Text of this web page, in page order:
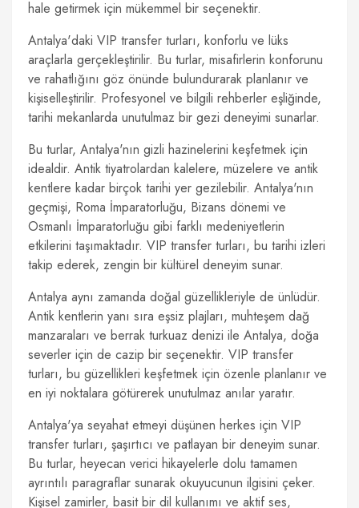
hale getirmek için mükemmel bir seçenektir.
Antalya'daki VIP transfer turları, konforlu ve lüks
araçlarla gerçekleştirilir. Bu turlar, misafirlerin konforunu
ve rahatlığını göz önünde bulundurarak planlanır ve
kişiselleştirilir. Profesyonel ve bilgili rehberler eşliğinde,
tarihi mekanlarda unutulmaz bir gezi deneyimi sunarlar.
Bu turlar, Antalya'nın gizli hazinelerini keşfetmek için
idealdir. Antik tiyatrolardan kalelere, müzelere ve antik
kentlere kadar birçok tarihi yer gezilebilir. Antalya'nın
geçmişi, Roma İmparatorluğu, Bizans dönemi ve
Osmanlı İmparatorluğu gibi farklı medeniyetlerin
etkilerini taşımaktadır. VIP transfer turları, bu tarihi izleri
takip ederek, zengin bir kültürel deneyim sunar.
Antalya aynı zamanda doğal güzellikleriyle de ünlüdür.
Antik kentlerin yanı sıra eşsiz plajları, muhteşem dağ
manzaraları ve berrak turkuaz denizi ile Antalya, doğa
severler için de cazip bir seçenektir. VIP transfer
turları, bu güzellikleri keşfetmek için özenle planlanır ve
en iyi noktalara götürerek unutulmaz anılar yaratır.
Antalya'ya seyahat etmeyi düşünen herkes için VIP
transfer turları, şaşırtıcı ve patlayan bir deneyim sunar.
Bu turlar, heyecan verici hikayelerle dolu tamamen
ayrıntılı paragraflar sunarak okuyucunun ilgisini çeker.
Kişisel zamirler, basit bir dil kullanımı ve aktif ses,